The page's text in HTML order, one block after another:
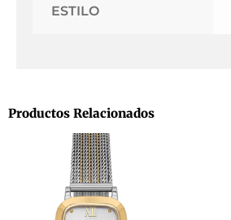
ESTILO
Productos Relacionados